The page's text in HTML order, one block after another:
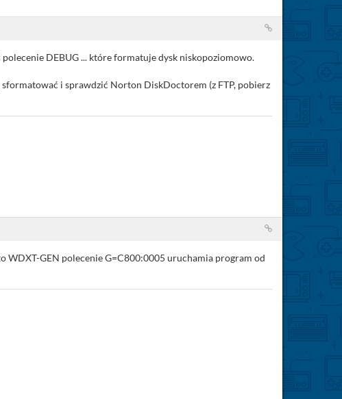
DEBUG ... które formatuje dysk niskopoziomowo.
i sprawdzić Norton DiskDoctorem (z FTP, pobierz
WDXT-GEN polecenie G=C800:0005 uruchamia program od